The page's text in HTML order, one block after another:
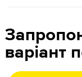
варіант